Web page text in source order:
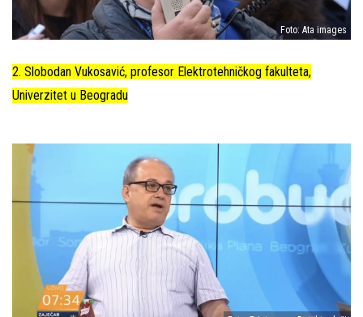
Foto: Ata images
2. Slobodan Vukosavić, profesor Elektrotehničkog fakulteta,
Univerzitet u Beogradu